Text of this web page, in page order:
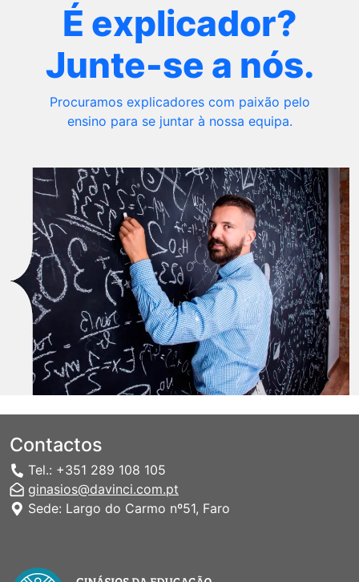
É explicador?
Junte-se a nós.
Procuramos explicadores com paixão pelo
ensino para se juntar à nossa equipa.
Contactos
Tel.: +351 289 108 105
ginasios@davinci.com.pt
Sede: Largo do Carmo nº51, Faro